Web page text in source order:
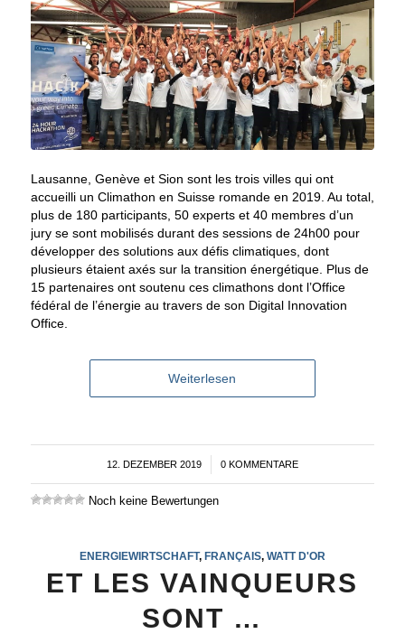
Lausanne, Genève et Sion sont les trois villes qui ont
accueilli un Climathon en Suisse romande en 2019. Au total,
plus de 180 participants, 50 experts et 40 membres d’un
jury se sont mobilisés durant des sessions de 24h00 pour
développer des solutions aux défis climatiques, dont
plusieurs étaient axés sur la transition énergétique. Plus de
15 partenaires ont soutenu ces climathons dont l’Office
fédéral de l’énergie au travers de son Digital Innovation
Office.
Weiterlesen
12. DEZEMBER 2019
/ 0 KOMMENTARE
Noch keine Bewertungen
ENERGIEWIRTSCHAFT, FRANÇAIS, WATT D'OR
ET LES VAINQUEURS
SONT …